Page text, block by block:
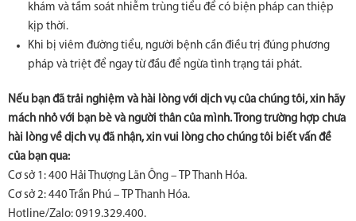
khám và tầm soát nhiễm trùng tiểu để có biện pháp can thiệp
kịp thời.
Khi bị viêm đường tiểu, người bệnh cần điều trị đúng phương
pháp và triệt để ngay từ đầu để ngừa tình trạng tái phát.
Nếu bạn đã trải nghiệm và hài lòng với dịch vụ của chúng tôi, xin hãy
mách nhỏ với bạn bè và người thân của mình. Trong trường hợp chưa
hài lòng về dịch vụ đã nhận, xin vui lòng cho chúng tôi biết vấn đề
của bạn qua:
Cơ sở 1: 400 Hải Thượng Lãn Ông – TP Thanh Hóa.
Cơ sở 2: 440 Trần Phú – TP Thanh Hóa.
Hotline/Zalo: 0919.329.400.